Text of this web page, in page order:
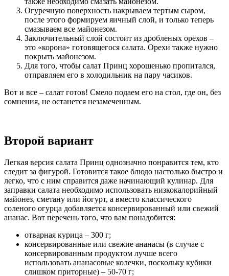
Огуречную поверхность накрываем тертым сыром,
после этого формируем яичный слой, и только теперь
смазываем все майонезом.
Заключительный слой состоит из дробленых орехов –
это «корона» готовящегося салата. Орехи также нужно
покрыть майонезом.
Для того, чтобы салат Принц хорошенько пропитался,
отправляем его в холодильник на пару часиков.
Вот и все – салат готов! Смело подаем его на стол, где он, без
сомнения, не останется незамеченным.
Второй вариант
Легкая версия салата Принц однозначно понравится тем, кто
следит за фигурой. Готовится такое блюдо настолько быстро и
легко, что с ним справится даже начинающий кулинар. Для
заправки салата необходимо использовать низкокалорийный
майонез, сметану или йогурт, а вместо классического
соленого огурца добавляется консервированный или свежий
ананас. Вот перечень того, что вам понадобится:
отварная курица – 300 г;
консервированные или свежие ананасы (в случае с
консервированным продуктом лучше всего
использовать ананасовые колечки, поскольку кубики
слишком приторные) – 50-70 г;